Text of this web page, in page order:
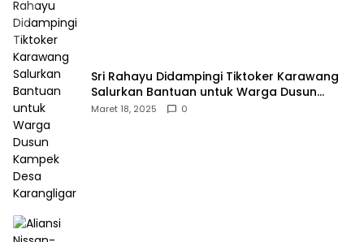
Sri Rahayu Didampingi Tiktoker Karawang
Salurkan Bantuan untuk Warga Dusun
Kampek Desa Karangligar
Maret 18, 2025 0